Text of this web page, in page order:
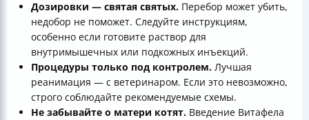
Дозировки — святая святых. Перебор может убить,
недобор не поможет. Следуйте инструкциям,
особенно если готовите раствор для
внутримышечных или подкожных инъекций.
Процедуры только под контролем. Лучшая
реанимация — с ветеринаром. Если это невозможно,
строго соблюдайте рекомендуемые схемы.
Не забывайте о матери котят. Введение Витафела